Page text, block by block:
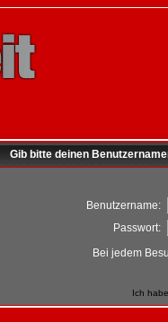
Gib bitte deinen
Benutzername:
Passwort:
Bei jedem
Ich